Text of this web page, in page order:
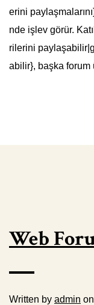
erini
nde işlev görür.
rilerini
abilir}, başka
Web
Written by admin